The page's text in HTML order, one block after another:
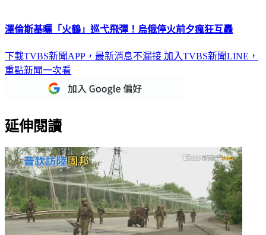
澤倫斯基曬「火鶴」巡弋飛彈！烏俄停火前夕瘋狂互轟
下載TVBS新聞APP，最新消息不漏接 加入TVBS新聞LINE，
重點新聞一次看
延伸閱讀